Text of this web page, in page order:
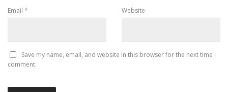
Email * Website
Save my name, email, and website in this browser for the next time I
comment.